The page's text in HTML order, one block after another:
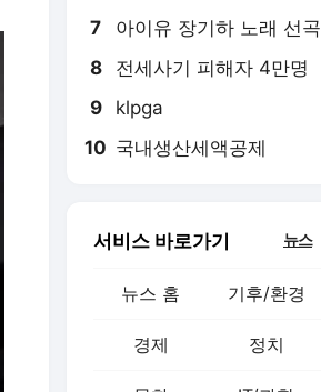
7 아이유 장기하 노래 선곡
8 전세사기 피해자 4만명
9 klpga
10 국내생산세액공제
서비스 바로가기 뉴스
뉴스 홈 기후/환경
경제 정치